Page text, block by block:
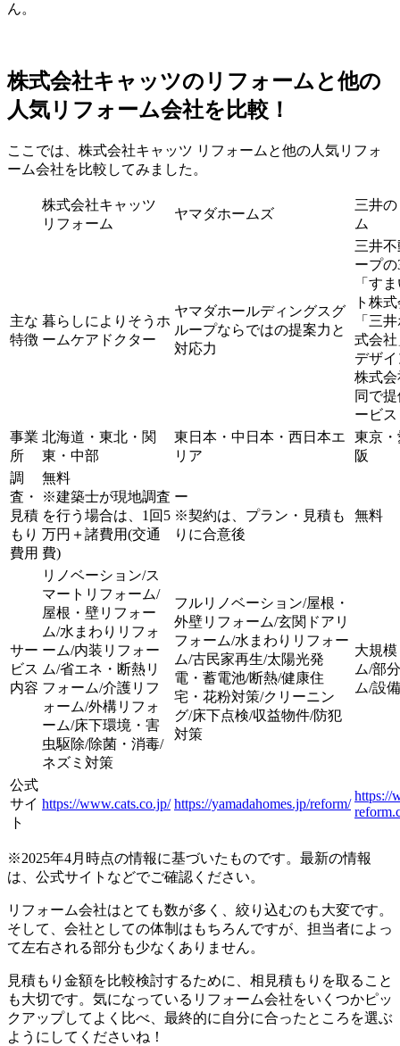
ん。
株式会社キャッツのリフォームと他の
人気リフォーム会社を比較！
ここでは、株式会社キャッツ リフォームと他の人気リフォ
ーム会社を比較してみました。
株式会社キャッツ
リフォーム
ヤマダホームズ
三井
ム
主な
特徴
暮らしによりそうホ
ームケアドクター
ヤマダホールディングスグ
ループならではの提案力と
対応力
三井
ープ
「す
ト株
「三
式会
デザ
株式
同で
ービス
事業
所
北海道・東北・関
東・中部
東日本・中日本・西日本エ
リア
東京
阪
調
査・
見積
もり
費用
無料
※建築士が現地調査
を行う場合は、1回5
万円＋諸費用(交通
費)
ー
※契約は、プラン・見積も
りに合意後
無料
サー
ビス
内容
リノベーション/ス
マートリフォーム/
屋根・壁リフォー
ム/水まわりリフォ
ーム/内装リフォー
ム/省エネ・断熱リ
フォーム/介護リフ
ォーム/外構リフォ
ーム/床下環境・害
虫駆除/除菌・消毒/
ネズミ対策
フルリノベーション/屋根・
外壁リフォーム/玄関ドアリ
フォーム/水まわりリフォー
ム/古民家再生/太陽光発
電・蓄電池/断熱/健康住
宅・花粉対策/クリーニン
グ/床下点検/収益物件/防犯
対策
大規
ム/部
ム/設
公式
サイ
ト
https://www.cats.co.jp/ https://yamadahomes.jp/reform/
https://
※2025年4月時点の情報に基づいたものです。最新の情報
は、公式サイトなどでご確認ください。
リフォーム会社はとても数が多く、絞り込むのも大変です。
そして、会社としての体制はもちろんですが、担当者によっ
て左右される部分も少なくありません。
見積もり金額を比較検討するために、相見積もりを取ること
も大切です。気になっているリフォーム会社をいくつかピッ
クアップしてよく比べ、最終的に自分に合ったところを選ぶ
ようにしてくださいね！